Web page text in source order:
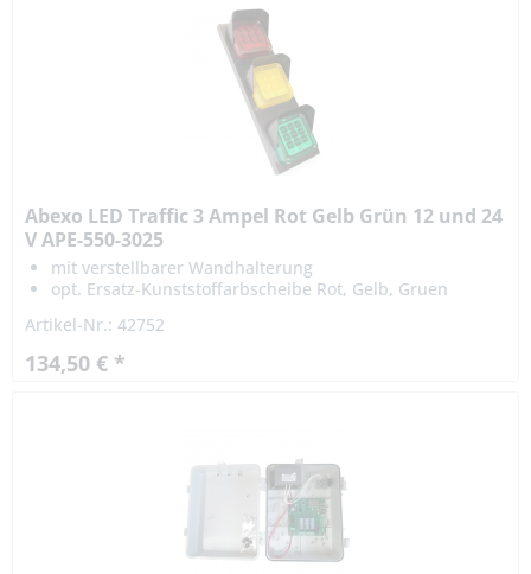
Abexo LED Traffic 3 Ampel Rot Gelb Grün 12 und 24
V APE-550-3025
mit verstellbarer Wandhalterung
opt. Ersatz-Kunststoffarbscheibe Rot, Gelb, Gruen
Artikel-Nr.: 42752
134,50 € *